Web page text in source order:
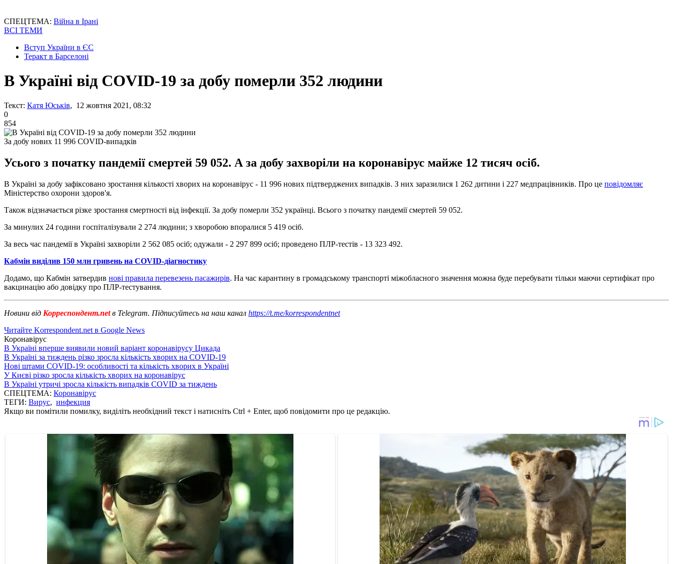
СПЕЦТЕМА: Війна в Ірані
ВСІ ТЕМИ
Вступ України в ЄС
Теракт в Барселоні
В Україні від COVID-19 за добу померли 352 людини
Текст: Катя Юськів, 12 жовтня 2021, 08:32
0
854
За добу нових 11 996 COVID-випадків
Усього з початку пандемії смертей 59 052. А за добу захворіли на коронавірус майже 12 тисяч осіб.
В Україні за добу зафіксовано зростання кількості хворих на коронавірус - 11 996 нових підтверджених випадків. З них заразилися 1 262 дитини і 227 медпрацівників. Про це повідомляє
Міністерство охорони здоров'я.
Також відзначається різке зростання смертності від інфекції. За добу померли 352 українці. Всього з початку пандемії смертей 59 052.
За минулих 24 години госпіталізували 2 274 людини; з хворобою впоралися 5 419 осіб.
За весь час пандемії в Україні захворіли 2 562 085 осіб; одужали - 2 297 899 осіб; проведено ПЛР-тестів - 13 323 492.
Кабмін виділив 150 млн гривень на COVID-діагностику
Додамо, що Кабмін затвердив нові правила перевезень пасажирів. На час карантину в громадському транспорті міжобласного значення можна буде перебувати тільки маючи сертифікат про
вакцинацію або довідку про ПЛР-тестування.
Новини від Корреспондент.netв Telegram. Підписуйтесь на наш канал https://t.me/korrespondentnet
Читайте Korrespondent.net в Google News
Коронавірус
В Україні вперше виявили новий варіант коронавірусу Цикада
В Україні за тиждень різко зросла кількість хворих на COVID-19
Нові штами COVID-19: особливості та кількість хворих в Україні
У Києві різко зросла кількість хворих на коронавірус
В Україні утричі зросла кількість випадків COVID за тиждень
СПЕЦТЕМА: Коронавірус
ТЕГИ: Вирус, инфекция
Якщо ви помітили помилку, виділіть необхідний текст і натисніть Ctrl + Enter, щоб повідомити про це редакцію.